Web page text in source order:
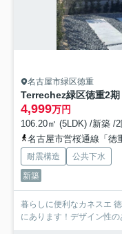
名古屋市緑区徳重
4,999万円
106.20㎡ (5LDK) /新築 /2
名古屋市営桜通線「徳
耐震構造
公共下水
新築
暮らしに便利なカネスエ
にあります！デザイン性